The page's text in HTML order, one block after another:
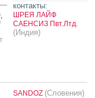
контакты:
ШРЕЯ ЛАЙФ
САЕНСИЗ Пвт.Лтд.
(Индия)
SANDOZ (Словения)